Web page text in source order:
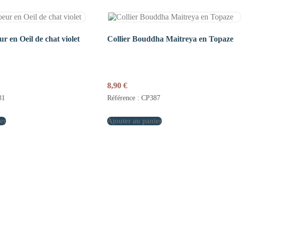
en Oeil de chat violet Collier Bouddha Maitreya en Topaze
8,90 €
Référence : CP387
Ajouter au panier